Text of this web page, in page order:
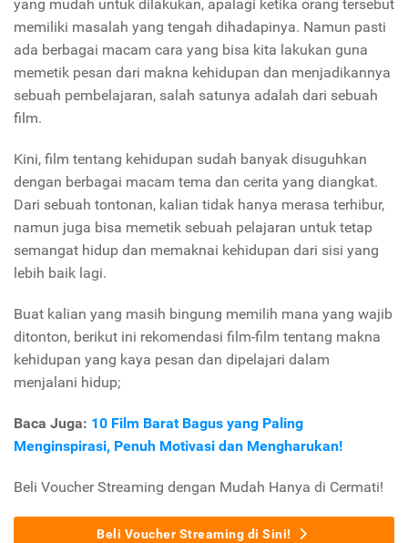
yang mudah untuk dilakukan, apalagi ketika orang tersebut
memiliki masalah yang tengah dihadapinya. Namun pasti
ada berbagai macam cara yang bisa kita lakukan guna
memetik pesan dari makna kehidupan dan menjadikannya
sebuah pembelajaran, salah satunya adalah dari sebuah
film.
Kini, film tentang kehidupan sudah banyak disuguhkan
dengan berbagai macam tema dan cerita yang diangkat.
Dari sebuah tontonan, kalian tidak hanya merasa terhibur,
namun juga bisa memetik sebuah pelajaran untuk tetap
semangat hidup dan memaknai kehidupan dari sisi yang
lebih baik lagi.
Buat kalian yang masih bingung memilih mana yang wajib
ditonton, berikut ini rekomendasi film-film tentang makna
kehidupan yang kaya pesan dan dipelajari dalam
menjalani hidup;
Baca Juga: 10 Film Barat Bagus yang Paling
Menginspirasi, Penuh Motivasi dan Mengharukan!
Beli Voucher Streaming dengan Mudah Hanya di Cermati!
Beli Voucher Streaming di Sini!